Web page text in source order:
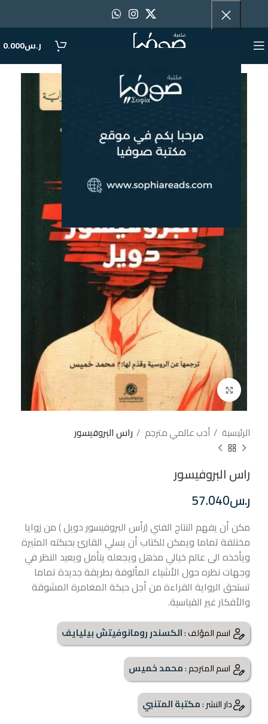
ر.س0.000
إضغط للتكبير
الرئيسية أدب عالمي مترجم راس البروفيسور
راس البروفيسور
ر.س57.040
مكن أن يفهم النتاج الفني (رأس البروفيسور دويل ) من زوايا
مختلفة تماما ويمكن للكتاب أن يسلي القارئ بحبكته المثيرة
ويأخذه الى عالم خيالي مذهل ويجعله يتأمل ويعيد النظر في
وجهات نظره حول الأشياء المألوفة بطريقة جديدة تماما
تستحق الرواية القراءة من أجل حبكة المغامرة المشوقة
والأفكار غير القياسية.
اسم المؤلف :الكسندر رومانوفيتش بيليايف
اسم المترجم :محمد خميس
دار النشر :مكتبة المتنبي